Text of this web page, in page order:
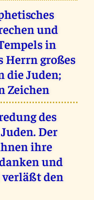
und
in
Herrn großes
die Juden;
Zeichen
des
Der
ihre
und
den